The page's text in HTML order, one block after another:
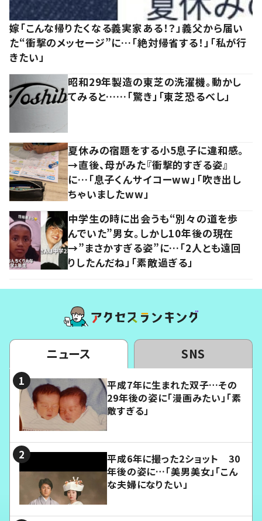
嫁「こんな帰りたくなる義実家ある！？」義父から届い
た“衝撃のメッセージ”に…「絶対帰省する！」「私が行
きたい」
昭和29年製造の東芝の洗濯機。動かし
てみると……「驚き」「東芝恐るべし」
夏休みの宿題をする小5息子に違和感。
→直後、母がみた『衝撃的すぎる姿』
に…「息子くんサイコーww」「吹き出し
ちゃいましたww」
中学生の時に出会うも“別々の道を歩
んでいた”男女。しかし10年後の現在
→”まさかすぎる姿”に…「2人とも遠回
りしたんだね」「素敵過ぎる」
ニュース SNS
平成7年に生まれた双子…その
29年後の姿に「漫画みたい」「素
敵すぎる」
平成6年に撮った2ショット 30
年後の姿に…「美男美女」「こん
な夫婦になりたい」